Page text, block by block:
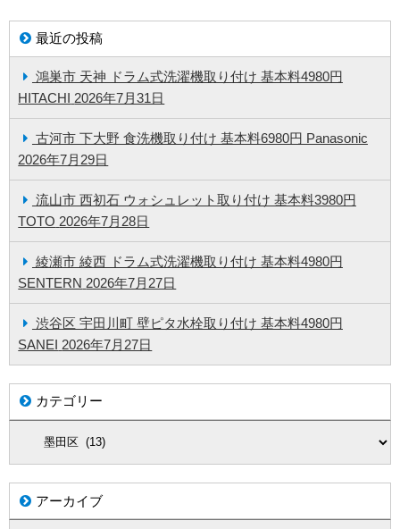
最近の投稿
鴻巣市 天神 ドラム式洗濯機取り付け 基本料4980円
HITACHI 2026年7月31日
古河市 下大野 食洗機取り付け 基本料6980円 Panasonic
2026年7月29日
流山市 西初石 ウォシュレット取り付け 基本料3980円
TOTO 2026年7月28日
綾瀬市 綾西 ドラム式洗濯機取り付け 基本料4980円
SENTERN 2026年7月27日
渋谷区 宇田川町 壁ピタ水栓取り付け 基本料4980円
SANEI 2026年7月27日
カテゴリー
アーカイブ